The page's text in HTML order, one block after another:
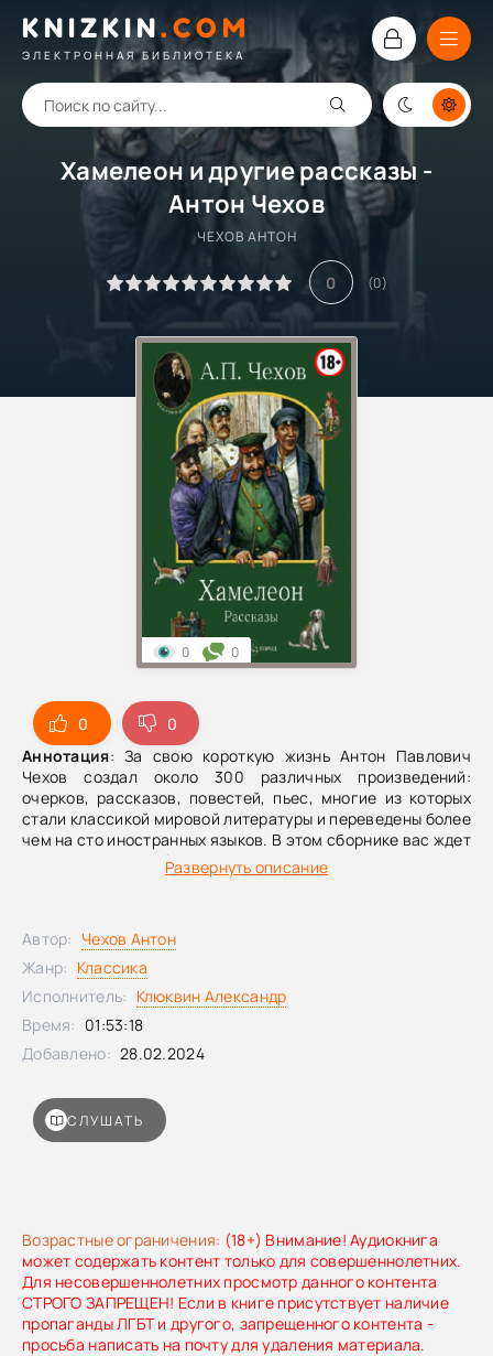
KNIZKIN.COM
ЭЛЕКТРОННАЯ БИБЛИОТЕКА
Хамелеон и другие рассказы -
Антон Чехов
ЧЕХОВ АНТОН
0 (0)
0
0
Аннотация: За свою короткую жизнь Антон Павлович
Чехов создал около 300 различных произведений:
очерков, рассказов, повестей, пьес, многие из которых
стали классикой мировой литературы и переведены более
чем на сто иностранных языков. В этом сборнике вас ждет
аудиоверсия избранных рассказов писателя, как
известных, так и незнакомых широкому кругу читателей,
Чехова. Содержание:
французШведская спичкаЛошадиная фамилия
Развернуть описание
Возрастные ограничения: (18+) Внимание! Аудиокнига
может содержать контент только для совершеннолетних.
Для несовершеннолетних просмотр данного контента
СТРОГО ЗАПРЕЩЕН! Если в книге присутствует наличие
пропаганды ЛГБТ и другого, запрещенного контента -
просьба написать на почту для удаления материала.
0 0
СЛУШАТЬ
Автор: Чехов Антон
Жанр: Классика
Исполнитель: Клюквин Александр
Время: 01:53:18
Добавлено: 28.02.2024